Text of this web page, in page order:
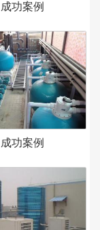
成功案例
成功案例